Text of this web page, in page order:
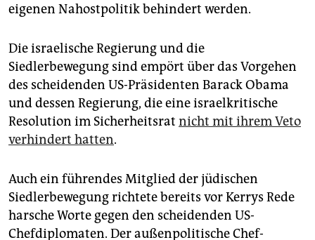
eigenen Nahostpolitik behindert werden.
Die israelische Regierung und die
Siedlerbewegung sind empört über das Vorgehen
des scheidenden US-Präsidenten Barack Obama
und dessen Regierung, die eine israelkritische
Resolution im Sicherheitsrat nicht mit ihrem Veto
verhindert hatten.
Auch ein führendes Mitglied der jüdischen
Siedlerbewegung richtete bereits vor Kerrys Rede
harsche Worte gegen den scheidenden US-
Chefdiplomaten. Der außenpolitische Chef-